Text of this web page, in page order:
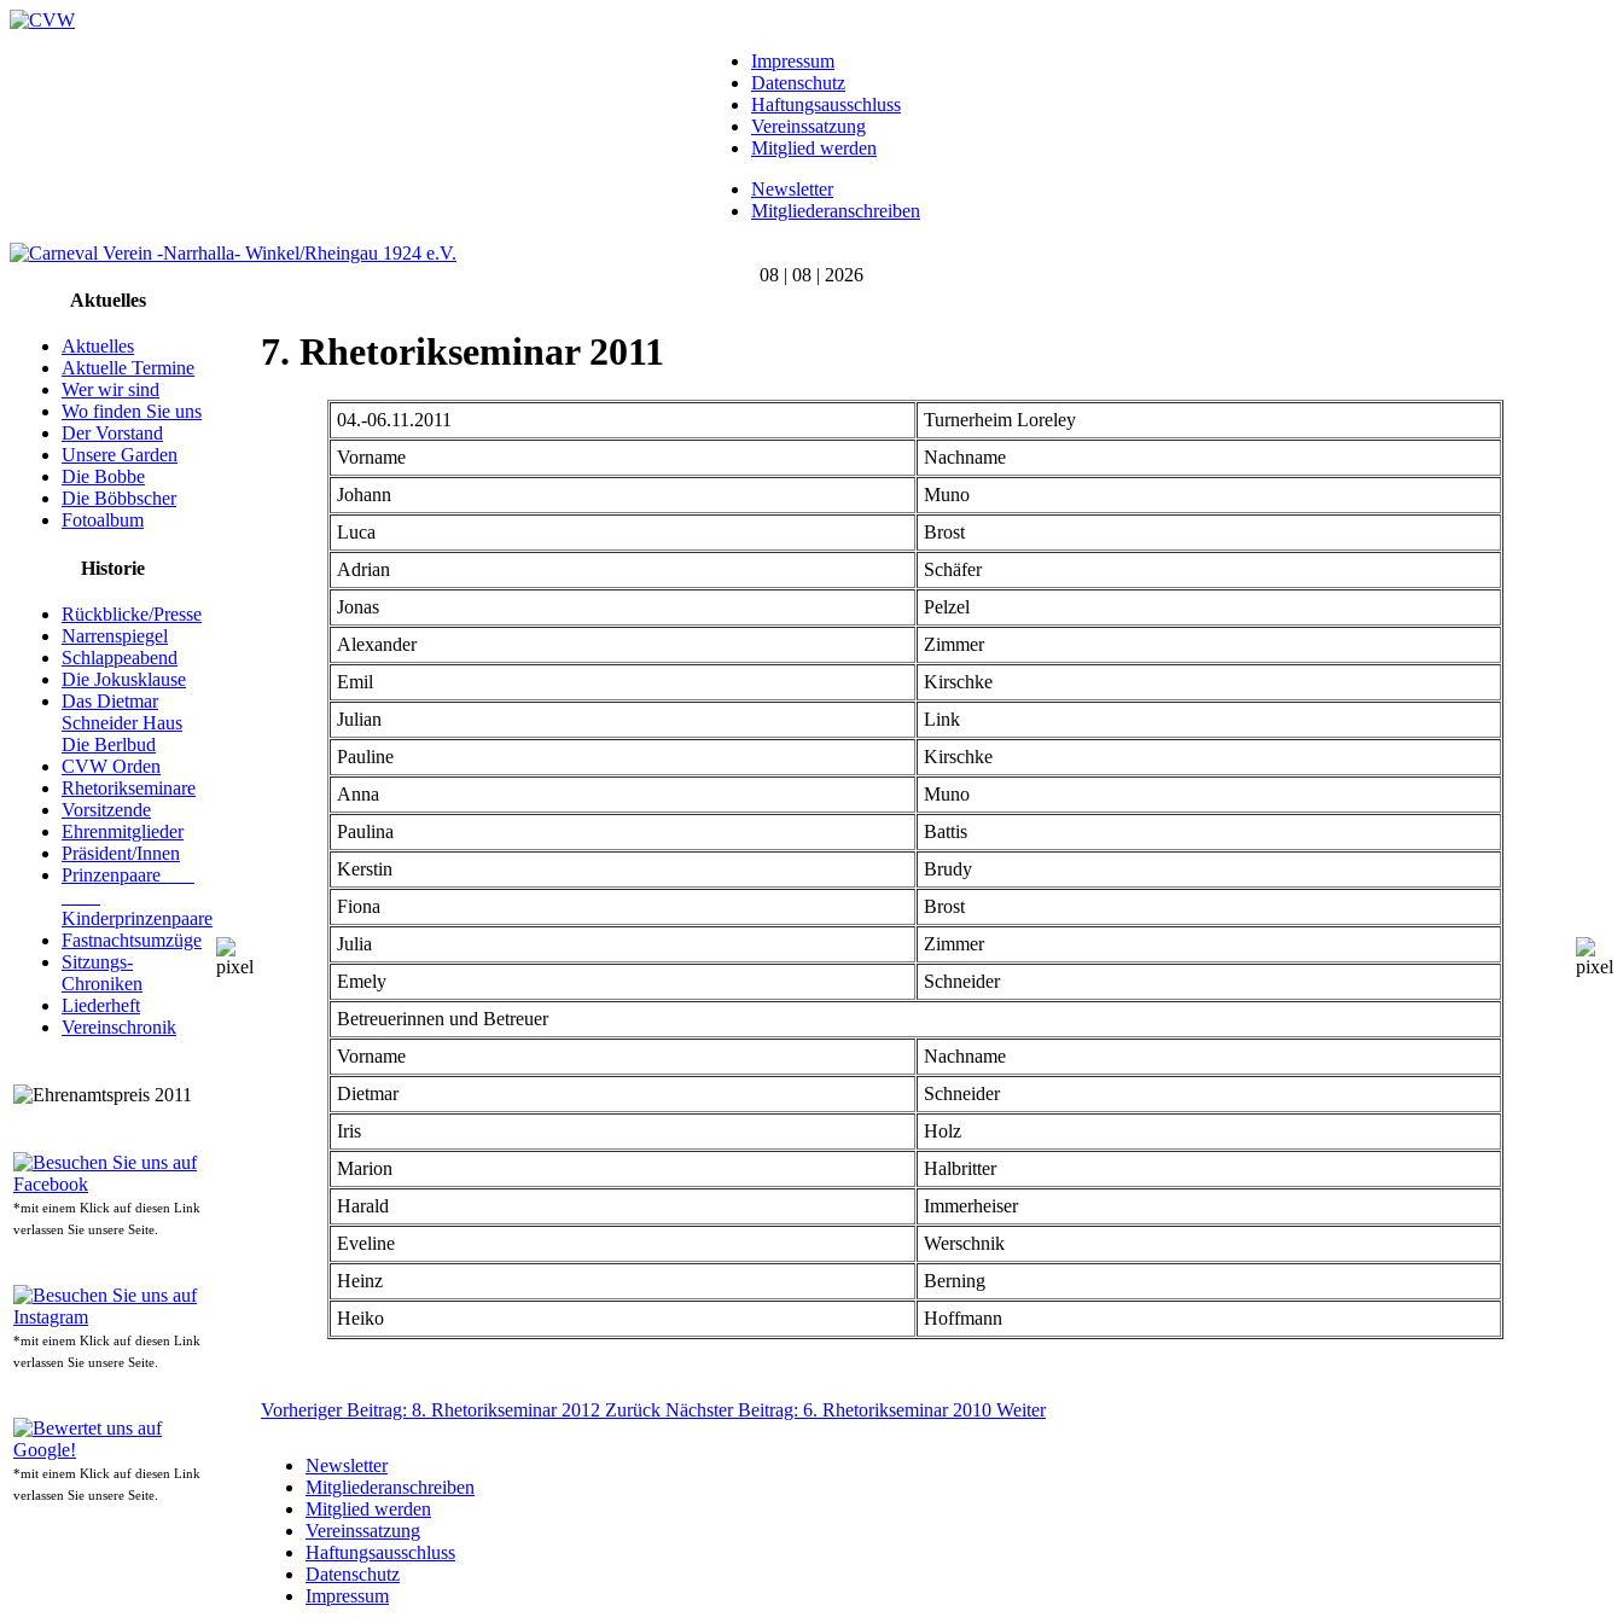
Impressum
Datenschutz
Haftungsausschluss
Vereinssatzung
Mitglied werden
Newsletter
Mitgliederanschreiben
08 | 08 | 2026
Aktuelles
Aktuelles
Aktuelle Termine
Wer wir sind
Wo finden Sie uns
Der Vorstand
Unsere Garden
Die Bobbe
Die Böbbscher
Fotoalbum
Historie
Rückblicke/Presse
Narrenspiegel
Schlappeabend
Die Jokusklause
Das Dietmar
Schneider Haus
Die Berlbud
CVW Orden
Rhetorikseminare
Vorsitzende
Ehrenmitglieder
Präsident/Innen
Prinzenpaare
Kinderprinzenpaare
Fastnachtsumzüge
Sitzungs-
Chroniken
Liederheft
Vereinschronik
*mit einem Klick auf diesen Link
verlassen Sie unsere Seite.
*mit einem Klick auf diesen Link
verlassen Sie unsere Seite.
*mit einem Klick auf diesen Link
verlassen Sie unsere Seite.
7. Rhetorikseminar 2011
04.-06.11.2011
Turnerheim Loreley
Vorname
Nachname
Johann
Muno
Luca
Brost
Adrian
Schäfer
Jonas
Pelzel
Alexander
Zimmer
Emil
Kirschke
Julian
Link
Pauline
Kirschke
Anna
Muno
Paulina
Battis
Kerstin
Brudy
Fiona
Brost
Julia
Zimmer
Emely
Schneider
Betreuerinnen und Betreuer
Vorname
Nachname
Dietmar
Schneider
Iris
Holz
Marion
Halbritter
Harald
Immerheiser
Eveline
Werschnik
Heinz
Berning
Heiko
Hoffmann
Vorheriger Beitrag: 8. Rhetorikseminar 2012 Zurück Nächster Beitrag: 6. Rhetorikseminar 2010 Weiter
Newsletter
Mitgliederanschreiben
Mitglied werden
Vereinssatzung
Haftungsausschluss
Datenschutz
Impressum